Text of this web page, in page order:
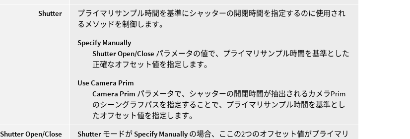
Shutter
プライマリサンプル時間を基準にシャッターの開閉時間を指定するのに使用され
るメソッドを制御します。
Specify Manually
Shutter Open/Close パラメータの値で、プライマリサンプル時間を基準とした
正確なオフセット値を指定します。
Use Camera Prim
Camera Prim パラメータで、シャッターの開閉時間が抽出されるカメラPrim
のシーングラフパスを指定することで、プライマリサンプル時間を基準とし
たオフセット値を指定します。
Shutter Open/Close
Shutter モードが Specify Manually の場合、ここの2つのオフセット値がプライマリ